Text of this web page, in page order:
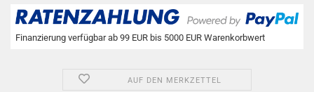
Finanzierung verfügbar ab 99 EUR bis 5000 EUR Warenkorbwert
AUF DEN MERKZETTEL